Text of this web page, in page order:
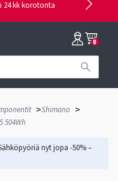
24 kk korotonta
0
>Shimano >
504Wh
nyt jopa -50% –